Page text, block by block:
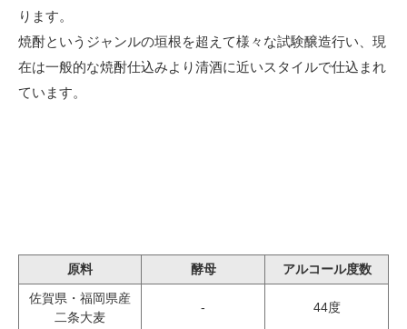
ります。
焼酎というジャンルの垣根を超えて様々な試験醸造行い、現
在は一般的な焼酎仕込みより清酒に近いスタイルで仕込まれ
ています。
原料 酵母
アルコール度数
佐賀県・福岡県産
二条大麦
- 44度